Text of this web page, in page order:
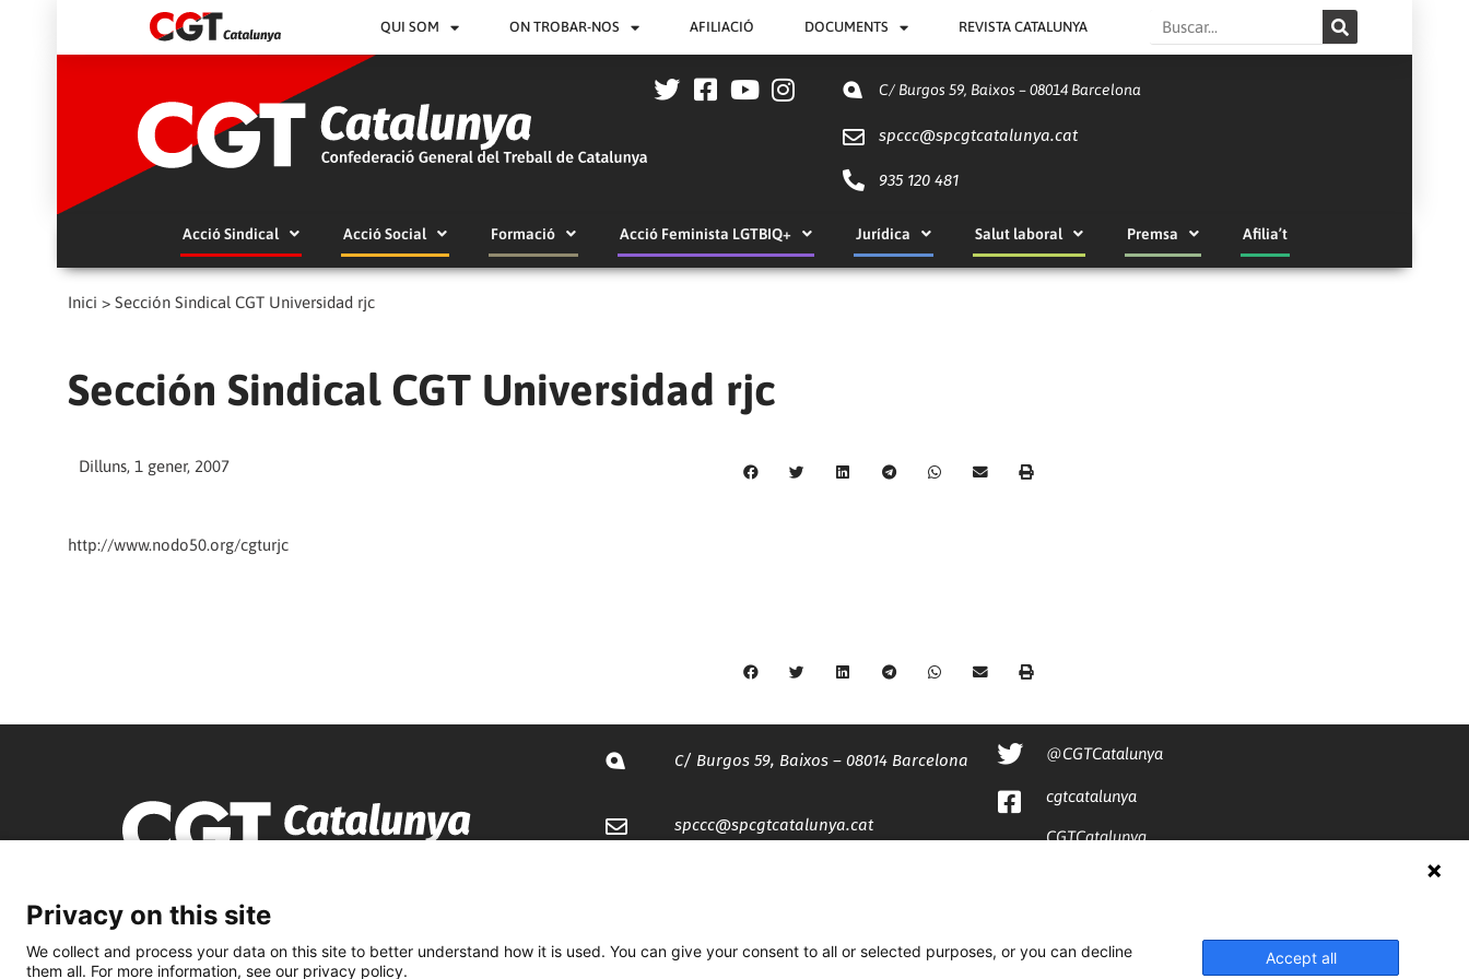
QUI SOM ON TROBAR-NOS AFILIACIÓ DOCUMENTS REVISTA CATALUNYA Search
C/ Burgos 59, Baixos – 08014 Barcelona
spccc@spcgtcatalunya.cat
935 120 481
Acció Sindical Acció Social Formació Acció Feminista LGTBIQ+ Jurídica Salut laboral Premsa Afilia’t
Inici > Sección Sindical CGT Universidad rjc
Sección Sindical CGT Universidad rjc
Dilluns, 1 gener, 2007
http://www.nodo50.org/cgturjc
C/ Burgos 59, Baixos – 08014 Barcelona
spccc@spcgtcatalunya.cat
@CGTCatalunya
cgtcatalunya
CGTCatalunya
Privacy on this site
We collect and process your data on this site to better understand how it is used. You can give your consent to all or selected purposes, or you can decline
them all. For more information, see our privacy policy.
Accept all